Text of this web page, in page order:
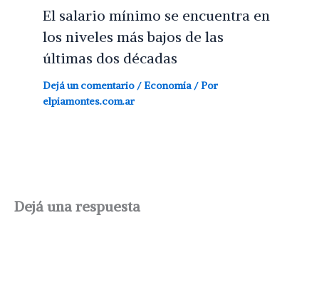
El salario mínimo se encuentra en
los niveles más bajos de las
últimas dos décadas
Dejá un comentario / Economía / Por
elpiamontes.com.ar
Dejá una respuesta